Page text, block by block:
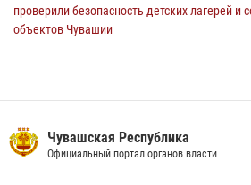
проверили безопасность детских лагерей и
объектов Чувашии
14 июля 2026, 13:09 3
Чувашская Республика
Официальный портал органов власти